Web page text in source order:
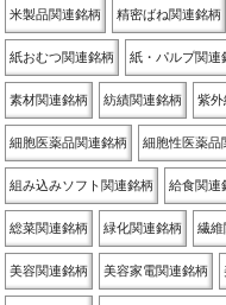
米製品関連銘柄 精密ばね関連銘柄
紙おむつ関連銘柄 紙・パルプ関連
素材関連銘柄 紡績関連銘柄 紫外
細胞医薬品関連銘柄 細胞性医薬品
組み込みソフト関連銘柄 給食関連
総菜関連銘柄 緑化関連銘柄 繊維
美容関連銘柄 美容家電関連銘柄